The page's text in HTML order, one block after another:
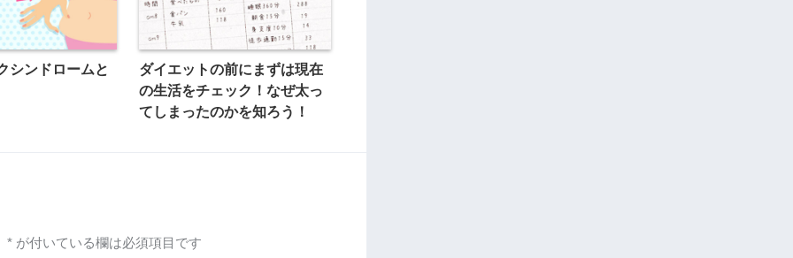
シンドロームと
ダイエットの前にまずは現在
の生活をチェック！なぜ太っ
てしまったのかを知ろう！
* が付いている欄は必須項目です